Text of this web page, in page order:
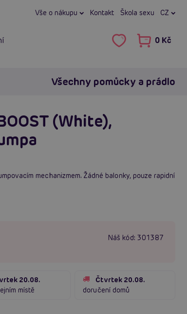
Vše o nákupu Kontakt Škola sexu CZ
0 Kč
Všechny pomůcky a prádlo
(White),
mechanizmem. Žádné balonky, pouze rapidní
Náš kód: 301387
20.08.
místě
Čtvrtek 20.08.
doručení domů